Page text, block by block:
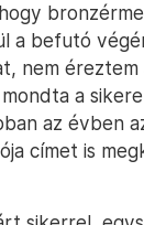
a befutó
nem éreztem
a
az évben
címet is